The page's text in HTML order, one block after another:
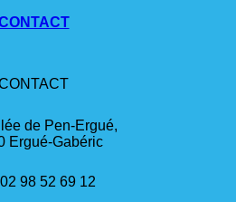
de Pen-Ergué,
Ergué-Gabéric
02 98 52 69 12